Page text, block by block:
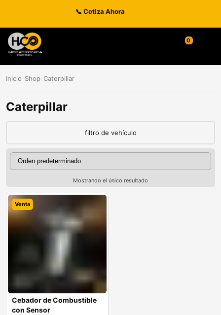
📞 Cotiza Ahora
Inicio Shop Caterpillar
Caterpillar
filtro de vehículo
Mostrando el único resultado
Venta
Cebador de Combustible
con Sensor